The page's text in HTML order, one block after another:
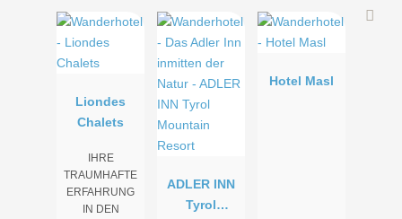
Liondes
Chalets
IHRE
TRAUMHAFTE
ERFAHRUNG
IN DEN
ADLER INN
Tyrol
Hotel Masl